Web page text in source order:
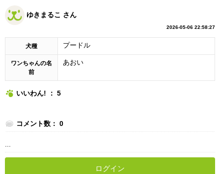
ゆきまるこ さん
2026-05-06 22:58:27
犬種 プードル
ワンちゃんの名
前
あおい
いいわん! ： 5
コメント数： 0
ログイン